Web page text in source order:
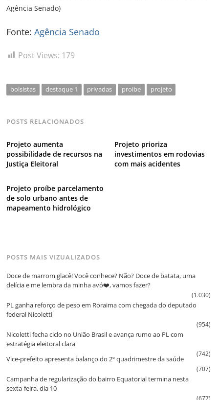
Agência Senado)
Fonte:Agência Senado
Post Views: 179
bolsistas destaque 1 privadas proibe projeto
POSTS RELACIONADOS
Projeto aumenta
possibilidade de recursos na
Justiça Eleitoral
Projeto prioriza
investimentos em rodovias
com mais acidentes
Projeto proíbe parcelamento
de solo urbano antes de
mapeamento hidrológico
POSTS MAIS VIZUALIZADOS
Doce de marrom glacê! Você conhece? Não? Doce de batata, uma
delícia e me lembra da minha avó❤️, vamos fazer?
(1.030)
PL ganha reforço de peso em Roraima com chegada do deputado
federal Nicoletti
(954)
Nicoletti fecha ciclo no União Brasil e avança rumo ao PL com
estratégia eleitoral clara
(742)
Vice‑prefeito apresenta balanço do 2º quadrimestre da saúde
(707)
Campanha de regularização do bairro Equatorial termina nesta
sexta‑feira, dia 10
(677)